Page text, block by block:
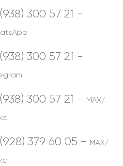
300 57 21 -
300 57 21 -
300 57 21 - MAX/
379 60 05 - MAX/